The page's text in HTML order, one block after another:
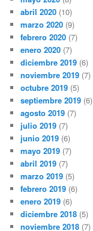
abril 2020 (10)
marzo 2020 (9)
febrero 2020 (7)
enero 2020 (7)
diciembre 2019 (6)
noviembre 2019 (7)
octubre 2019 (5)
septiembre 2019 (6)
agosto 2019 (7)
julio 2019 (7)
junio 2019 (6)
mayo 2019 (7)
abril 2019 (7)
marzo 2019 (5)
febrero 2019 (6)
enero 2019 (6)
diciembre 2018 (5)
noviembre 2018 (7)